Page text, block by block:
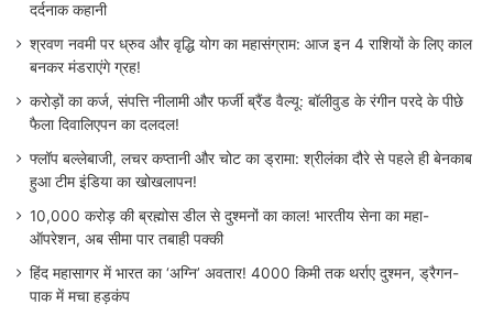
दर्दनाक कहानी
श्रवण नवमी पर ध्रुव और वृद्धि योग का महासंग्राम: आज इन 4 राशियों के लिए काल
बनकर मंडराएंगे ग्रह!
करोड़ों का कर्ज, संपत्ति नीलामी और फर्जी ब्रैंड वैल्यू: बॉलीवुड के रंगीन परदे के पीछे
फैला दिवालिएपन का दलदल!
फ्लॉप बल्लेबाजी, लचर कप्तानी और चोट का ड्रामा: श्रीलंका दौरे से पहले ही बेनकाब
हुआ टीम इंडिया का खोखलापन!
10,000 करोड़ की ब्रह्मोस डील से दुश्मनों का काल! भारतीय सेना का महा-
ऑपरेशन, अब सीमा पार तबाही पक्की
हिंद महासागर में भारत का ‘अग्नि’ अवतार! 4000 किमी तक थर्राए दुश्मन, ड्रैगन-
पाक में मचा हड़कंप